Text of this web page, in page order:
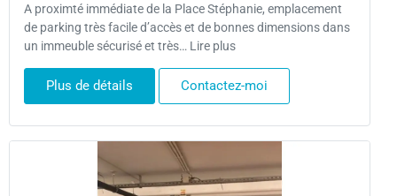
A proximté immédiate de la Place Stéphanie, emplacement
de parking très facile d’accès et de bonnes dimensions dans
un immeuble sécurisé et très… Lire plus
Plus de détails Contactez-moi